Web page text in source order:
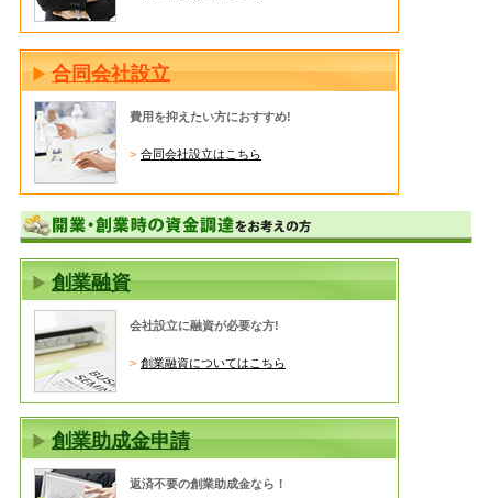
合同会社設立
費用を抑えたい方におすすめ!
合同会社設立はこちら
創業融資
会社設立に融資が必要な方!
創業融資についてはこちら
創業助成金申請
返済不要の創業助成金なら！